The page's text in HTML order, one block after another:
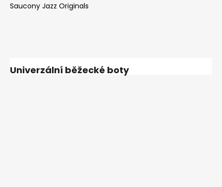
Saucony Jazz Originals
Univerzální běžecké boty